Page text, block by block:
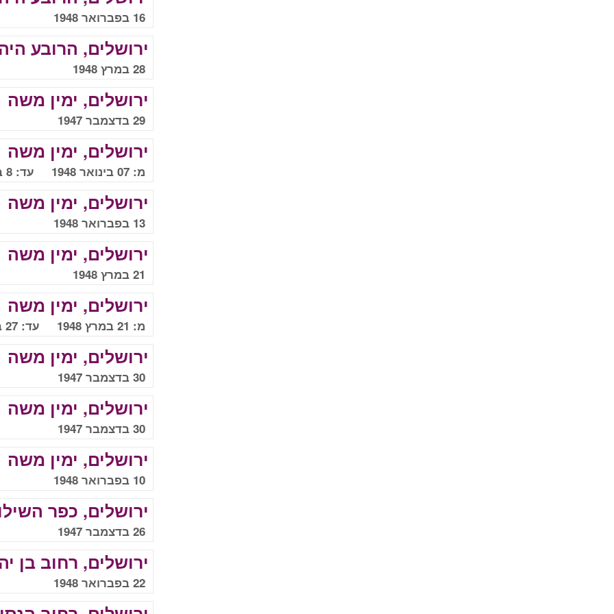
16 בפברואר 1948
ירושלים, הרובע
28 במרץ 1948
ירושלים, ימין משה
29 בדצמבר 1947
ירושלים, ימין משה
מ: 07 בינואר 1948 עד: 8 בינואר 1948
ירושלים, ימין משה
13 בפברואר 1948
ירושלים, ימין משה
21 במרץ 1948
ירושלים, ימין משה
מ: 21 במרץ 1948 עד: 27 במרץ 1948
ירושלים, ימין משה
30 בדצמבר 1947
ירושלים, ימין משה
30 בדצמבר 1947
ירושלים, ימין משה
10 בפברואר 1948
ירושלים, כפר
26 בדצמבר 1947
ירושלים, רחוב בן
22 בפברואר 1948